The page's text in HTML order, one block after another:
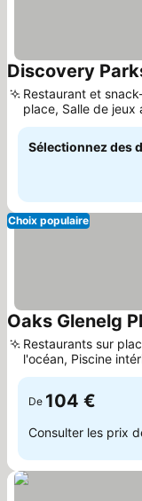
Discovery
Restaurant et
place, Salle de jeux
billard
Sélectionnez des
Choix populaire
Oaks Glenelg
Restaurants sur
l'océan, Piscine
espace bien-être
De 104 €
Consulter les prix